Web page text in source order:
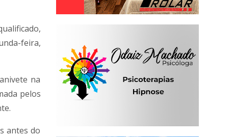
feira,
na
pelos
antes do